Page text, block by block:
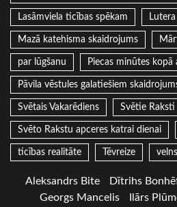
Lasāmviela ticības spēkam
Mazā katehisma skaidrojums
par lūgšanu Piecas minūtes kopā
Pāvila vēstules galatiešiem
Svētais Vakarēdiens Svētie Raksti
Svēto Rakstu apceres katrai dienai
ticības realitāte Tēvreize velns
Aleksandrs Bite Dītrihs
Georgs Mancelis
Ilārs